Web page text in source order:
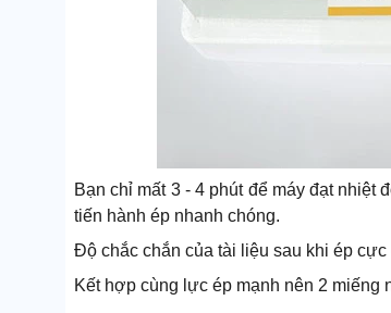
Bạn chỉ mất 3 - 4 phút để máy đạt nhiệt
tiến hành ép nhanh chóng.
Độ chắc chắn của tài liệu sau khi ép
Kết hợp cùng lực ép mạnh nên 2 miếng